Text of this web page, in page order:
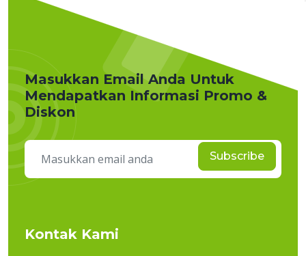
Masukkan Email Anda Untuk
Mendapatkan Informasi Promo &
Diskon
Subscribe
Kontak Kami